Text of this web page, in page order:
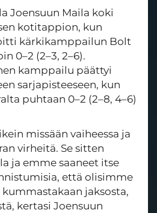
Joensuun Maila koki
kotitappion, kun
kärkikamppailun Bolt
0–2 (2–3, 2–6).
kamppailu päättyi
sarjapisteeseen, kun
puhtaan 0–2 (2–8, 4–6)
missään vaiheessa ja
virheitä. Se sitten
ja emme saaneet itse
että olisimme
jaksosta,
kertasi Joensuun